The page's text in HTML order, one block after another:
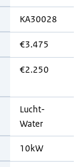
KA30028
€3.475
€2.250
Lucht-
Water
10kW